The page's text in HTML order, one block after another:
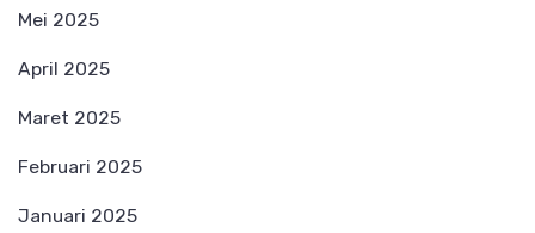
Mei 2025
April 2025
Maret 2025
Februari 2025
Januari 2025